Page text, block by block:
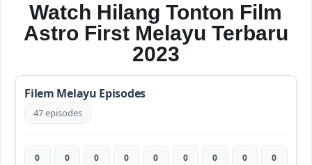
Watch Hilang Tonton Film
Astro First Melayu Terbaru
2023
Filem Melayu Episodes
47 episodes
0 0 0 0 0 0 0 0 0